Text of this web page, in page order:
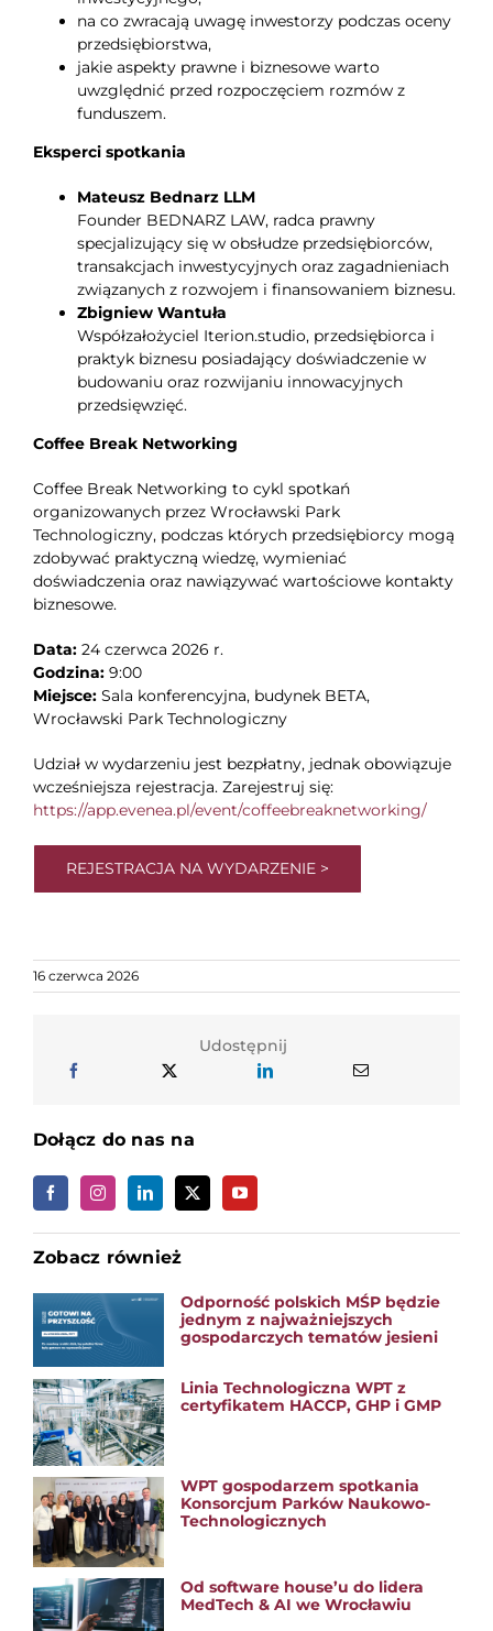
na co zwracają uwagę inwestorzy podczas oceny
przedsiębiorstwa,
jakie aspekty prawne i biznesowe warto
uwzględnić przed rozpoczęciem rozmów z
funduszem.
Eksperci spotkania
Mateusz Bednarz LLM
Founder BEDNARZ LAW, radca prawny
specjalizujący się w obsłudze przedsiębiorców,
transakcjach inwestycyjnych oraz zagadnieniach
związanych z rozwojem i finansowaniem biznesu.
Zbigniew Wantuła
Współzałożyciel Iterion.studio, przedsiębiorca i
praktyk biznesu posiadający doświadczenie w
budowaniu oraz rozwijaniu innowacyjnych
przedsięwzięć.
Coffee Break Networking
Coffee Break Networking to cykl spotkań
organizowanych przez Wrocławski Park
Technologiczny, podczas których przedsiębiorcy mogą
zdobywać praktyczną wiedzę, wymieniać
doświadczenia oraz nawiązywać wartościowe kontakty
biznesowe.
Data:24 czerwca 2026 r.
Godzina:9:00
Miejsce:Sala konferencyjna, budynek BETA,
Wrocławski Park Technologiczny
Udział w wydarzeniu jest bezpłatny, jednak obowiązuje
wcześniejsza rejestracja. Zarejestruj się:
https://app.evenea.pl/event/coffeebreaknetworking/
REJESTRACJA NA WYDARZENIE >
16 czerwca 2026
Udostępnij
Dołącz do nas na
Zobacz również
Odporność polskich MŚP będzie
jednym z najważniejszych
gospodarczych tematów jesieni
Linia Technologiczna WPT z
certyfikatem HACCP, GHP i GMP
WPT gospodarzem spotkania
Konsorcjum Parków Naukowo-
Technologicznych
Od software house’u do lidera
MedTech & AI we Wrocławiu